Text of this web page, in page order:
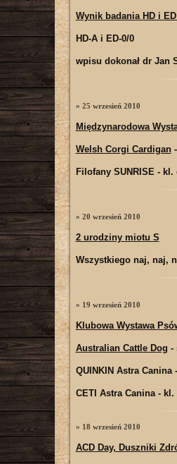
Wynik badania HD i
HD-A i ED-0/0
wpisu dokonał dr Jan
» 25 wrzesień 2010
Międzynarodowa
Welsh Corgi Cardigan-
Filofany SUNRISE- kl.
» 20 wrzesień 2010
2 urodziny miotu S
Wszystkiego naj, naj,
» 19 wrzesień 2010
Klubowa Wystawa
Australian Cattle Dog -
QUINKIN Astra Canina
CETI Astra Canina - kl.
» 18 wrzesień 2010
ACD Day, Duszniki